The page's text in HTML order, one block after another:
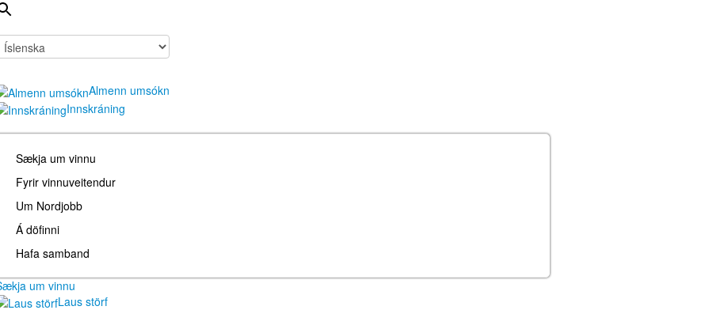
Almenn umsókn
Innskráning
Sækja um vinnu
Fyrir vinnuveitendur
Um Nordjobb
Á döfinni
Hafa samband
um vinnu
Laus störf